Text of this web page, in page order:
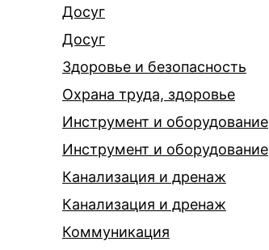
Досуг
Досуг
Здоровье и безопасность
Охрана труда, здоровье
Инструмент и оборудование
Инструмент и оборудование
Канализация и дренаж
Канализация и дренаж
Коммуникация